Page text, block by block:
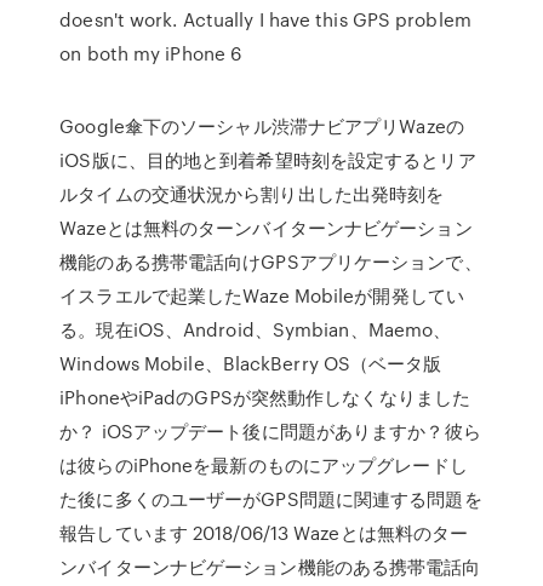
doesn't work. Actually I have this GPS problem
on both my iPhone 6
Google傘下のソーシャル渋滞ナビアプリWazeの
iOS版に、目的地と到着希望時刻を設定するとリア
ルタイムの交通状況から割り出した出発時刻を
Wazeとは無料のターンバイターンナビゲーション
機能のある携帯電話向けGPSアプリケーションで、
イスラエルで起業したWaze Mobileが開発してい
る。現在iOS、Android、Symbian、Maemo、
Windows Mobile、BlackBerry OS（ベータ版
iPhoneやiPadのGPSが突然動作しなくなりました
か？ iOSアップデート後に問題がありますか？彼ら
は彼らのiPhoneを最新のものにアップグレードし
た後に多くのユーザーがGPS問題に関連する問題を
報告しています 2018/06/13 Wazeとは無料のター
ンバイターンナビゲーション機能のある携帯電話向